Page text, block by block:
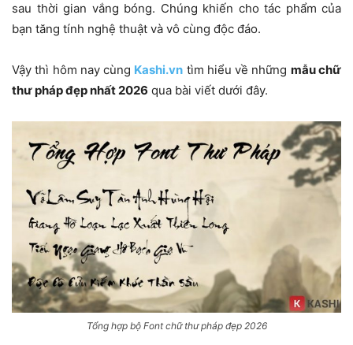
sau thời gian vắng bóng. Chúng khiến cho tác phẩm của
bạn tăng tính nghệ thuật và vô cùng độc đáo.
Vậy thì hôm nay cùng Kashi.vn tìm hiểu về những mẫu chữ
thư pháp đẹp nhất 2026 qua bài viết dưới đây.
Tổng hợp bộ Font chữ thư pháp đẹp 2026